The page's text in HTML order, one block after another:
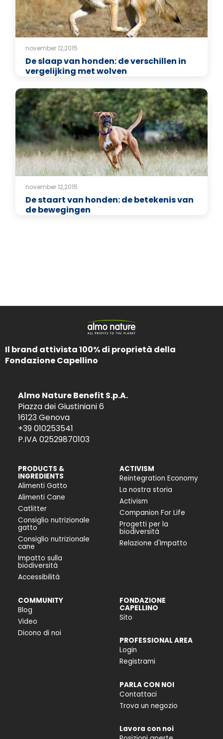
november 12,2015
De slaap van honden: de verschillen in
vergelijking met wolven
november 12,2015
De staart van honden: de betekenis van
de bewegingen
Il brand attivista 100% di proprietà della
Fondazione Capellino
Almo Nature Benefit S.p.A.
Piazza dei Giustiniani 6
16123 Genova
+39 010253541
P.IVA 02529870103
PRODUCTS &
INGREDIENTS
Alimenti Gatto
Alimenti Cane
Catlitter
Consiglio nutrizionale
gatto
Consiglio nutrizionale
cane
Impatto sulla
biodiversità
Accessibilità
ACTIVISM
Reintegration Economy
La nostra storia
Activism
Companion For Life
Progetti per la
biodiversità
Relazione d'Impatto
COMMUNITY
Blog
Video
Dicono di noi
FONDAZIONE
CAPELLINO
Sito
PROFESSIONAL AREA
Login
Registrami
PARLA CON NOI
Contattaci
Trova un negozio
Lavora con noi